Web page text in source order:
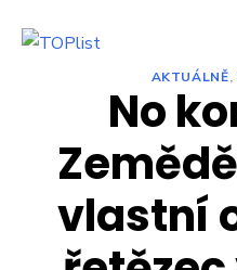
AKTUÁLNĚ,
No
vlastní